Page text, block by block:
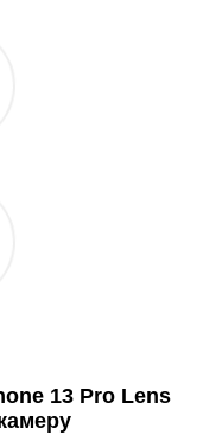
13 Pro Lens